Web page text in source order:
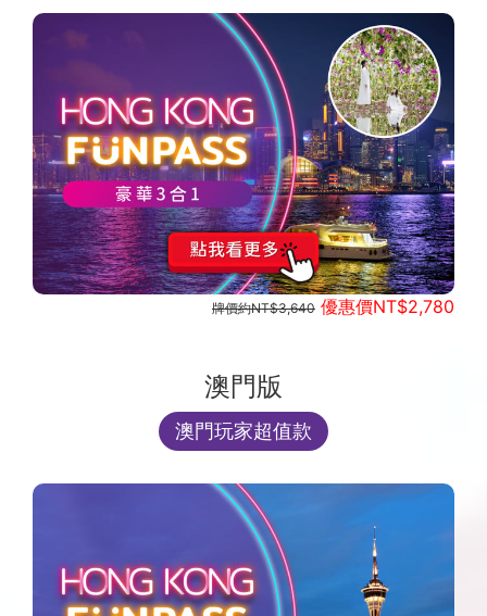
牌價約NT$3,640 優惠價NT$2,780
澳門版
澳門玩家超值款